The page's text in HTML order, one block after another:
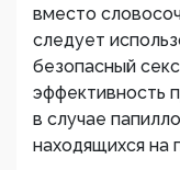
вместо
следует
безопасный
эффективность
в случае
находящихся на